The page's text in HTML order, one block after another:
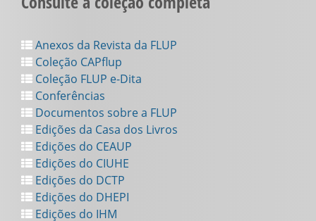
Anexos da Revista da FLUP
Coleção CAPflup
Coleção FLUP e-Dita
Conferências
Documentos sobre a FLUP
Edições da Casa dos Livros
Edições do CEAUP
Edições do CIUHE
Edições do DCTP
Edições do DHEPI
Edições do IHM